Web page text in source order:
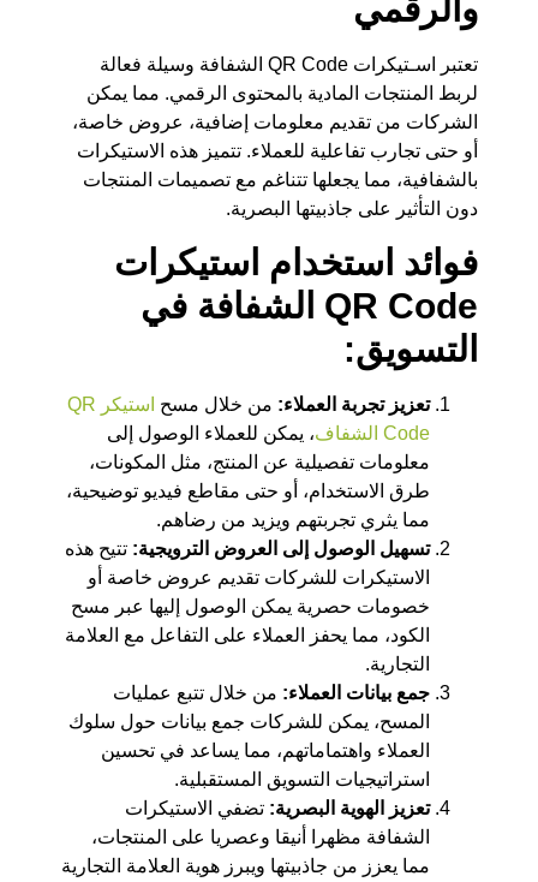
والرقمي
تعتبر اسـتيكرات QR Code الشفافة وسيلة فعالة
لربط المنتجات المادية بالمحتوى الرقمي. مما يمكن
الشركات من تقديم معلومات إضافية، عروض خاصة،
أو حتى تجارب تفاعلية للعملاء. تتميز هذه الاستيكرات
بالشفافية، مما يجعلها تتناغم مع تصميمات المنتجات
دون التأثير على جاذبيتها البصرية.
فوائد استخدام استيكرات
QR Code الشفافة في
التسويق:
تعزيز تجربة العملاء: من خلال مسح
استيكر QR
Code الشفاف
، يمكن للعملاء الوصول إلى
معلومات تفصيلية عن المنتج، مثل المكونات،
طرق الاستخدام، أو حتى مقاطع فيديو توضيحية،
مما يثري تجربتهم ويزيد من رضاهم.
تسهيل الوصول إلى العروض الترويجية: تتيح هذه
الاستيكرات للشركات تقديم عروض خاصة أو
خصومات حصرية يمكن الوصول إليها عبر مسح
الكود، مما يحفز العملاء على التفاعل مع العلامة
التجارية.
جمع بيانات العملاء: من خلال تتبع عمليات
المسح، يمكن للشركات جمع بيانات حول سلوك
العملاء واهتماماتهم، مما يساعد في تحسين
استراتيجيات التسويق المستقبلية.
تعزيز الهوية البصرية: تضفي الاستيكرات
الشفافة مظهرا أنيقا وعصريا على المنتجات،
مما يعزز من جاذبيتها ويبرز هوية العلامة التجارية